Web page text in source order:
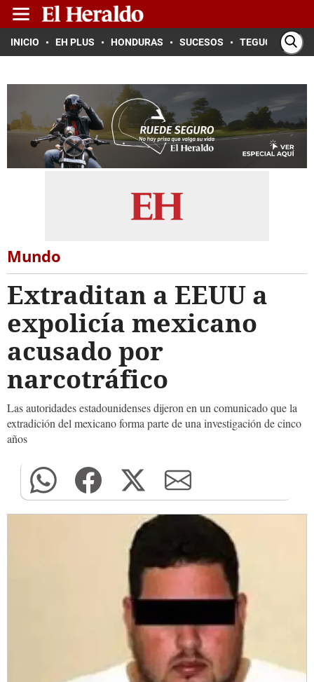
INICIO EH PLUS HONDURAS SUCESOS TEGUCIGALPA
Mundo
Extraditan a EEUU a
expolicía mexicano
acusado por
narcotráfico
Las autoridades estadounidenses dijeron en un comunicado que la
extradición del mexicano forma parte de una investigación de cinco
años